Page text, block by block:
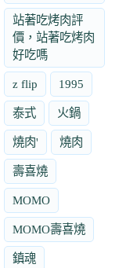
站著吃烤肉評
價，站著吃烤肉
好吃嗎
z flip 1995
泰式 火鍋
燒肉' 燒肉
壽喜燒
MOMO
MOMO壽喜燒
鎮魂